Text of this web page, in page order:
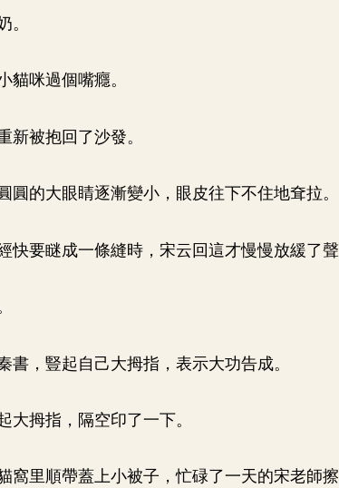
貓咪過個嘴癮。
新被抱回了沙發。
圓的大眼睛逐漸變小，眼皮往下不住地耷拉。
快要瞇成一條縫時，宋云回這才慢慢放緩了
書，豎起自己大拇指，表示大功告成。
大拇指，隔空印了一下。
窩里順帶蓋上小被子，忙碌了一天的宋老師